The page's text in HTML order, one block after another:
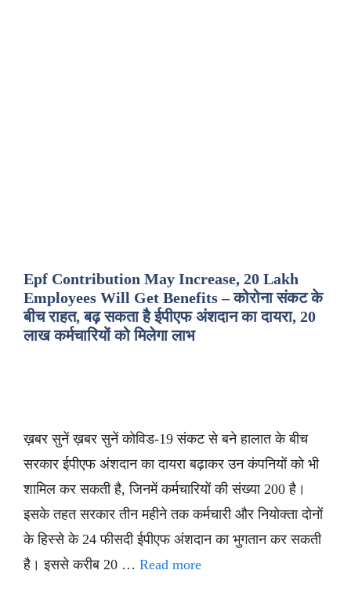
Epf Contribution May Increase, 20 Lakh
Employees Will Get Benefits – कोरोना संकट के
बीच राहत, बढ़ सकता है ईपीएफ अंशदान का दायरा, 20
लाख कर्मचारियों को मिलेगा लाभ
ख़बर सुनें ख़बर सुनें कोविड-19 संकट से बने हालात के बीच
सरकार ईपीएफ अंशदान का दायरा बढ़ाकर उन कंपनियों को भी
शामिल कर सकती है, जिनमें कर्मचारियों की संख्या 200 है।
इसके तहत सरकार तीन महीने तक कर्मचारी और नियोक्ता दोनों
के हिस्से के 24 फीसदी ईपीएफ अंशदान का भुगतान कर सकती
है। इससे करीब 20 … Read more